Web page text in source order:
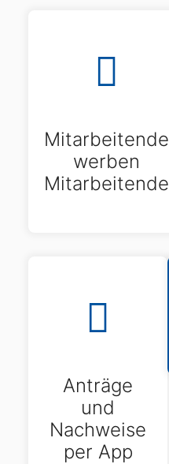
Mitarbeitende
werben
Mitarbeitende
Anträge
und
Nachweise
per App